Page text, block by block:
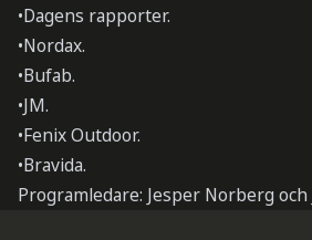
•Dagens rapporter.
•Nordax.
•Bufab.
•JM.
•Fenix Outdoor.
•Bravida.
Programledare: Jesper Norberg och